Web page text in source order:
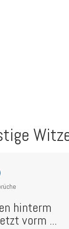
hinterm
vorm ...